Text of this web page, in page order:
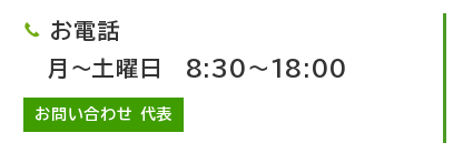
お電話
月～土曜日 8:30～18:00
お問い合わせ 代表